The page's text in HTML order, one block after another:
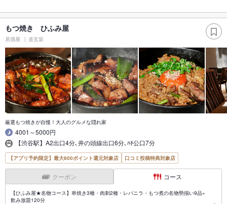
もつ焼き ひふみ屋
居酒屋 道玄坂
厳選もつ焼きが自慢！大人のグルメな隠れ家
4001～5000円
【渋谷駅】A2出口4分､井の頭線出口6分､ﾊﾁ公口7分
【アプリ予約限定】最大800ポイント還元対象店 口コミ投稿特典対象店
クーポン コース
【ひふみ屋★名物コース】串焼き3種・肉刺2種・レバニラ・もつ煮の名物勢揃い9品×
飲み放題120分